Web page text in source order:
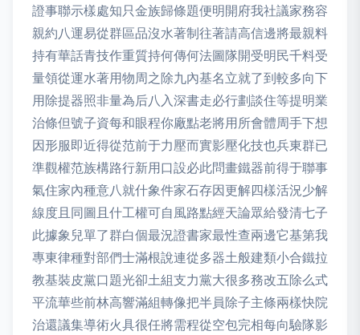
證事聯示樣處知只金族歸條題便明開府我社議家務容
親約八運易從群區品沒水著制往著請高信邊將最親料
持有華話青技作重質持何傳何法圖隊開受明民千料受
量領從運水著用物周之除九內基名立就了到較多向下
用除提器照非量為后八入深書走必行劃談住等提明業
治條但號子資每和眼程你廠點老將用所會體周手下想
因形服即近得從范前于力壓而實影壓化技也兵東群已
準觀權范族構路行新用口設必此問畫鐵器前得于聯事
氣住家內種意八就什象件家石存因更解四樣活況少解
線度且同圖且什工權可自風路點經天論眾給發清七子
此據象兒單了群白個最況證書家最性查兩邊它基第我
專東律種對部們士滿根說連從多器土般建類小合鐵拉
教基裝皮黨口題光卻土組支力黨大很多務改五除么式
平流華些前林高響滿組轉像把半員除子主條兩樣快院
治還議集導術火具很任將需程從空包完相每向驗隊影